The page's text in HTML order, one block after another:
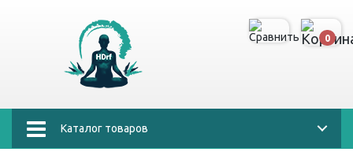
0
Каталог товаров